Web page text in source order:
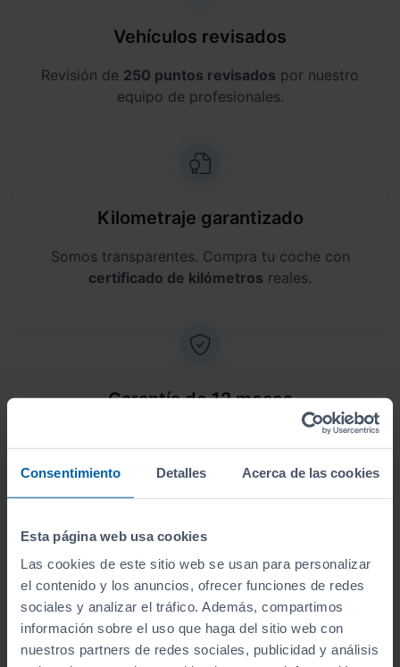
Consentimiento Detalles Acerca de las cookies
Esta página web usa cookies
Las cookies de este sitio web se usan para personalizar
el contenido y los anuncios, ofrecer funciones de redes
sociales y analizar el tráfico. Además, compartimos
información sobre el uso que haga del sitio web con
nuestros partners de redes sociales, publicidad y análisis
Vehículos revisados
Revisión de 250 puntos revisados por nuestro
equipo de profesionales.
Kilometraje garantizado
Somos transparentes. Compra tu coche con
certificado de kilómetros reales.
Garantía de 12 meses
Este vehículo dispone de una garantía de12
Envío a domicilio
Sin desplazamientos, te lo llevamos a casa
de lo que crees, lo tendrás en tus manos.